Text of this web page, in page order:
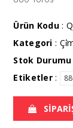
Ürün Kodu:
Kategori :
Stok Durumu
Etiketler: